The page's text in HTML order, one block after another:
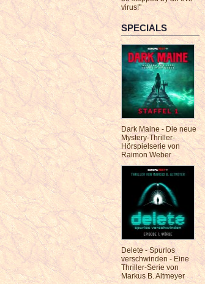
virus!"
SPECIALS
Dark Maine - Die neue
Mystery-Thriller-
Hörspielserie von
Raimon Weber
Delete - Spurlos
verschwinden - Eine
Thriller-Serie von
Markus B. Altmeyer